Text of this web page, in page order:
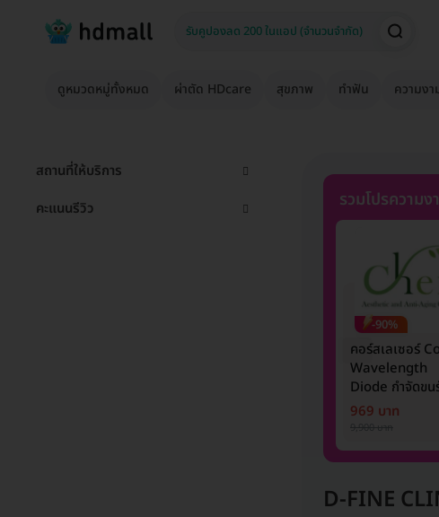
ดูหมวดหมู่ทั้งหมด ผ่าตัด HDcare สุขภาพ ทำฟัน ความงา
สถานที่ให้บริการ
คะแนนรีวิว
รวมโปรความ
-90%
คอร์สเลเซอร์
Wavelength
Diode กำจัดขน
1 ปี 12 ครั้ง (1
969 บาท
D-FINE